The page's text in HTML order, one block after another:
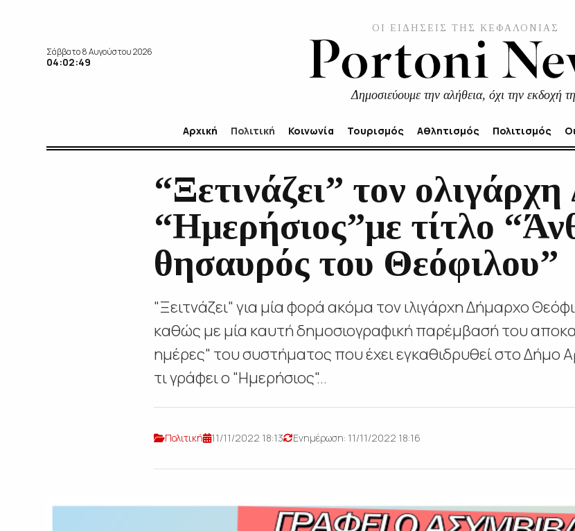
Σάββατο 8 Αυγούστου 2026
04:02:50
ΟΙ ΕΙΔΗΣΕΙΣ ΤΗΣ ΚΕΦΑΛΟΝΙΑΣ
Δημοσιεύουμε την αλήθεια, όχι την εκδοχή
Αρχική Πολιτική Κοινωνία Τουρισμός Αθλητισμός Πολιτισμός
“Ξετινάζει” τον
“Ημερήσιος”με τίτλο
θησαυρός του Θεόφιλου”
"Ξειτνάζει" για μία φορά ακόμα τον ιλιγάρχη Δήμαρχο
καθώς με μία καυτή δημοσιογραφική παρέμβασή του
ημέρες" του συστήματος που έχει εγκαθιδρυθεί στο Δήμο
τι γράφει ο "Ημερήσιος"...
Πολιτική 11/11/2022 18:13 Ενημέρωση: 11/11/2022 18:16